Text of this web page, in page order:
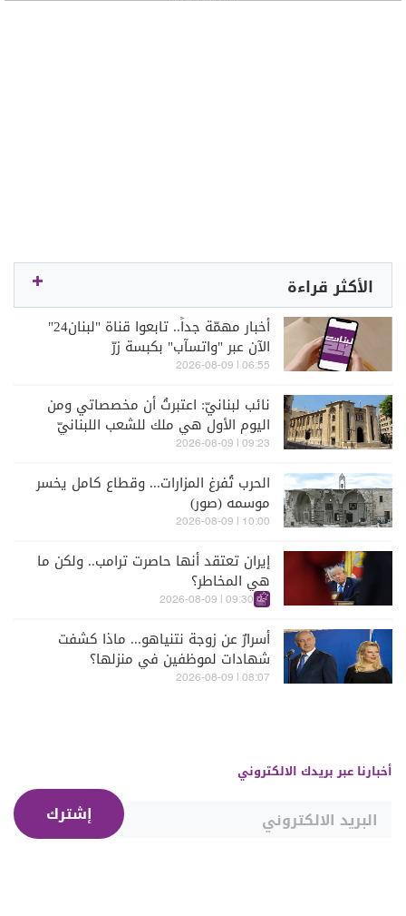
الأكثر قراءة
أخبار مهمّة جداً.. تابعوا قناة "لبنان24"
الآن عبر "واتسآب" بكبسة زرّ
06:55 | 2026-08-09
نائب لبنانيّ: اعتبرتُ أن مخصصاتي ومن
اليوم الأول هي ملك للشعب اللبنانيّ
09:23 | 2026-08-09
الحرب تُفرغ المزارات... وقطاع كامل يخسر
موسمه (صور)
10:00 | 2026-08-09
إيران تعتقد أنها حاصرت ترامب.. ولكن ما
هي المخاطر؟
09:30 | 2026-08-09
أسرارٌ عن زوجة نتنياهو... ماذا كشفت
شهادات لموظفين في منزلها؟
08:07 | 2026-08-09
أخبارنا عبر بريدك الالكتروني
إشترك